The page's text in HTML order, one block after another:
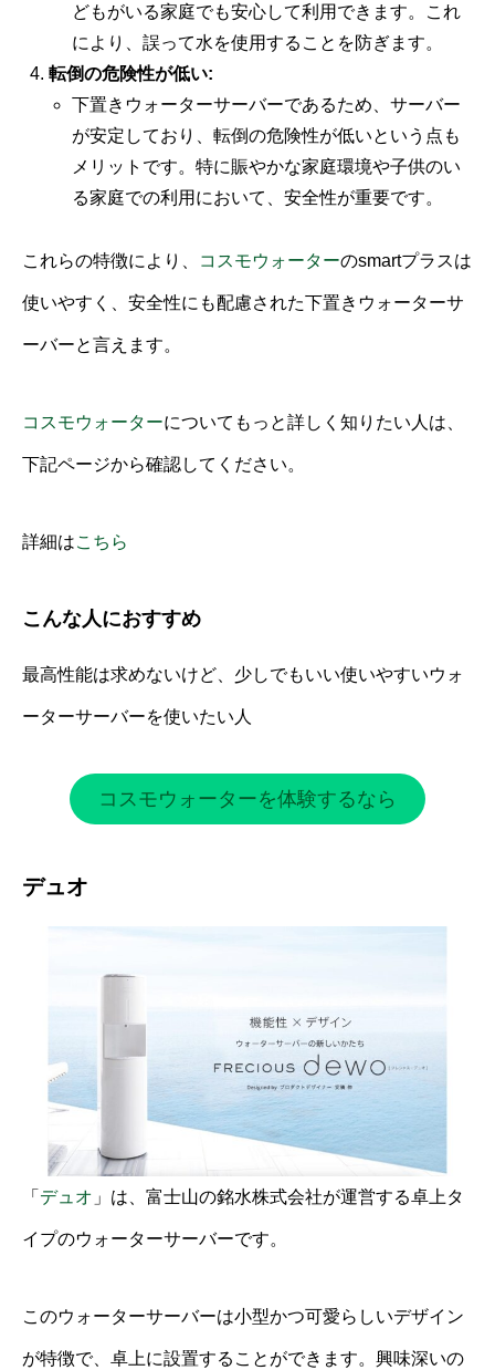
どもがいる家庭でも安心して利用できます。これ
により、誤って水を使用することを防ぎます。
転倒の危険性が低い:
下置きウォーターサーバーであるため、サーバー
が安定しており、転倒の危険性が低いという点も
メリットです。特に賑やかな家庭環境や子供のい
る家庭での利用において、安全性が重要です。
これらの特徴により、 コスモウォーターのsmartプラスは
使いやすく、安全性にも配慮された下置きウォーターサ
ーバーと言えます。
コスモウォーターについてもっと詳しく知りたい人は、
下記ページから確認してください。
詳細はこちら
こんな人におすすめ
最高性能は求めないけど、少しでもいい使いやすいウォ
ーターサーバーを使いたい人
コスモウォーターを体験するなら
デュオ
「 デュオ 」は、富士山の銘水株式会社が運営する卓上タ
イプのウォーターサーバーです。
このウォーターサーバーは小型かつ可愛らしいデザイン
が特徴で、卓上に設置することができます。興味深いの